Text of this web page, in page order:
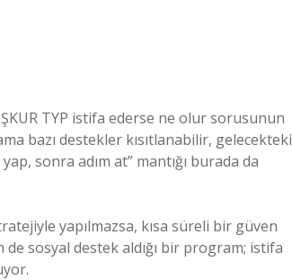
TYP istifa ederse ne olur sorusunun
bazı destekler kısıtlanabilir, gelecekteki
sonra adım at” mantığı burada da
yapılmazsa, kısa süreli bir güven
de sosyal destek aldığı bir program; istifa